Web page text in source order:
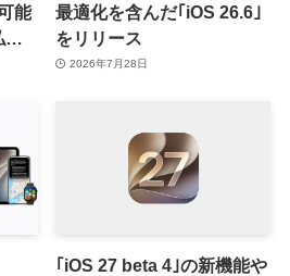
能
｣
最適化を含んだ｢iOS 26.6｣
をリリース
2026年7月28日
｢iOS 27 beta 4｣の新機能や